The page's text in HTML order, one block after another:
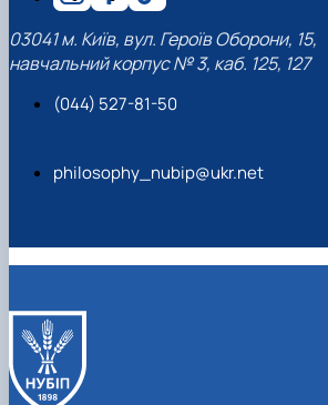
03041 м. Київ, вул. Героїв Оборони, 15,
навчальний корпус № 3, каб. 125, 127
(044) 527-81-50
philosophy_nubip@ukr.net